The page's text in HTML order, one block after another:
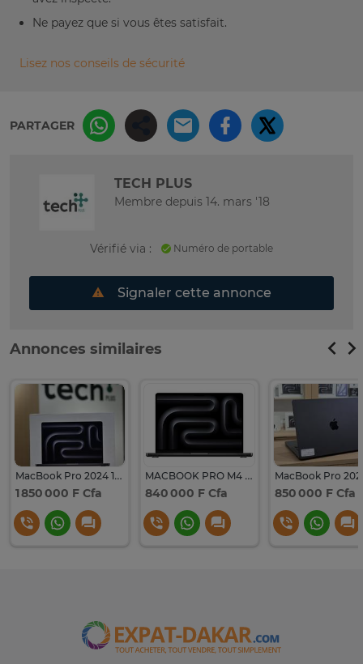
Ne payez que si vous êtes satisfait.
Lisez nos conseils de sécurité
PARTAGER
TECH PLUS
Membre depuis 14. mars '18
Vérifié via : Numéro de portable
Signaler cette annonce
Annonces similaires
MacBook Pro 2024 14 Pouces-M4 Max|64GB RAM|2 Téra|AZERTY
1 850 000 F Cfa
MACBOOK PRO M4 14 2024 512/18
840 000 F Cfa 850 000 F Cfa